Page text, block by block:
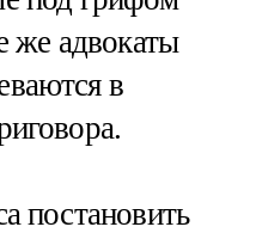
же адвокаты
в
постановить